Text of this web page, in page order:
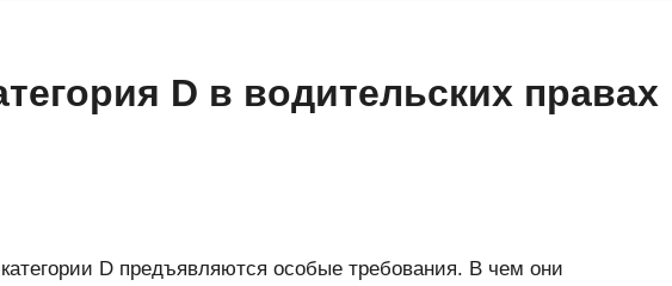
D в водительских правах
D предъявляются особые требования. В чем они